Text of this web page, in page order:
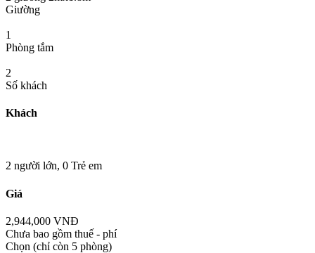
Giường
1
Phòng tắm
2
Số khách
Khách
2 người lớn, 0 Trẻ em
Giá
2,944,000 VNĐ
Chưa bao gồm thuế - phí
Chọn (chỉ còn 5 phòng)